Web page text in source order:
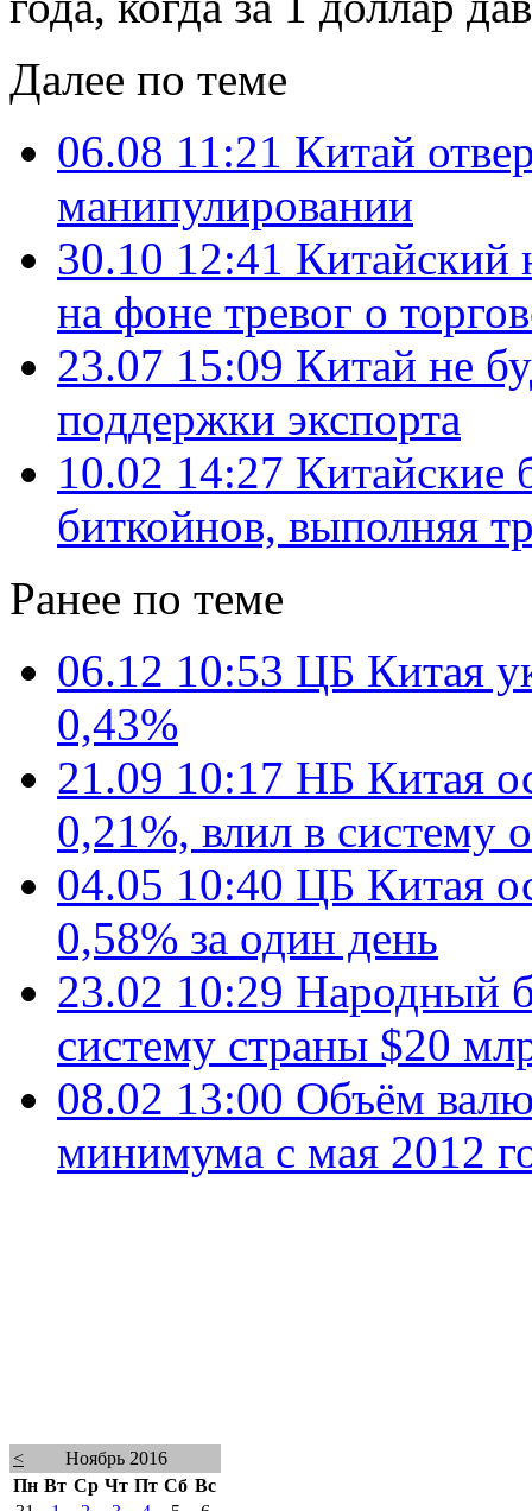
Далее по теме
06.08 11:21 Китай
манипулировании
30.10 12:41 Китайский
на фоне тревог о
23.07 15:09 Китай не
поддержки экспорта
10.02 14:27 Китайские
биткойнов, выполняя
Ранее по теме
06.12 10:53 ЦБ Китая
0,43%
21.09 10:17 НБ Китая
0,21%, влил в систему
04.05 10:40 ЦБ Китая
0,58% за один день
23.02 10:29 Народный
систему страны $20
08.02 13:00 Объём
минимума с мая 2012
<
Ноябрь 2016
Пн Вт Ср Чт Пт Сб Вс